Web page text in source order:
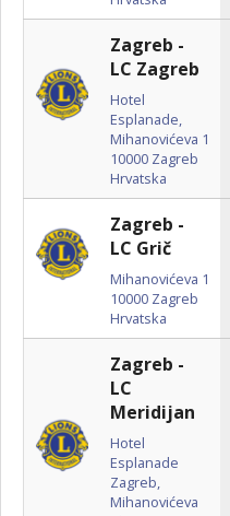
Zagreb -
LC Zagreb
Hotel
Esplanade,
Mihanovićeva 1
10000 Zagreb
Hrvatska
Zagreb -
LC Grič
Mihanovićeva 1
10000 Zagreb
Hrvatska
Zagreb -
LC
Meridijan
Hotel
Esplanade
Zagreb,
Mihanovićeva